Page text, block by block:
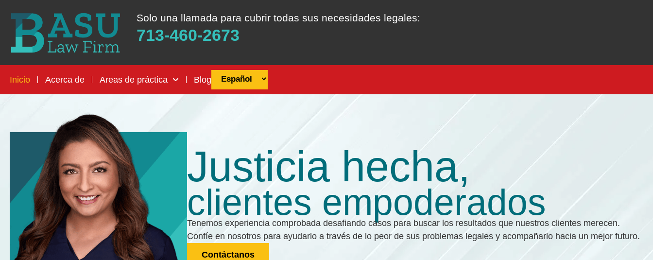
Solo una llamada para cubrir todas sus necesidades legales:
713-460-2673
Inicio Acerca de Areas de práctica Blog
Justicia hecha,
clientes empoderados
Tenemos experiencia comprobada desafiando casos para buscar los resultados que nuestros clientes merecen.
Confíe en nosotros para ayudarlo a través de lo peor de sus problemas legales y acompañarlo hacia un mejor futuro.
Contáctanos